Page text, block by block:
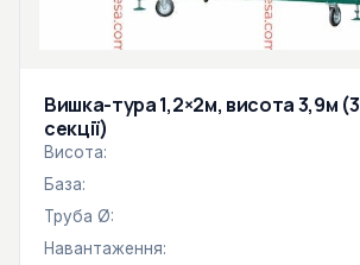
Вишка-тура 1,2×2м, висота 3,9м (3
секції)
Висота:
База:
Труба Ø:
Навантаження: